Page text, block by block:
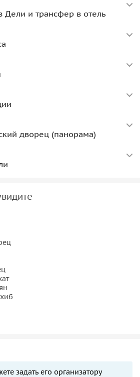
Дели и трансфер в отель
дворец (панорама)
задать его организатору